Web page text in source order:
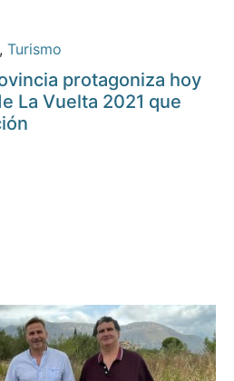
, Turismo
protagoniza hoy
La Vuelta 2021 que